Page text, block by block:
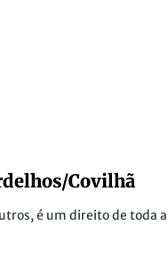
Covilhã
é um direito de toda a